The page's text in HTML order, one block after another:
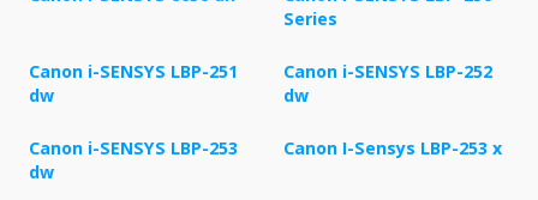
Series
Canon i-SENSYS LBP-251
dw
Canon i-SENSYS LBP-252
dw
Canon i-SENSYS LBP-253
dw
Canon I-Sensys LBP-253 x